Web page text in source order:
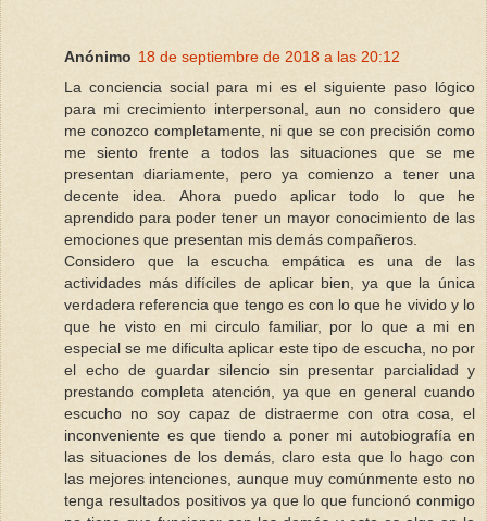
Anónimo 18 de septiembre de 2018 a las 20:12
La conciencia social para mi es el siguiente paso lógico
para mi crecimiento interpersonal, aun no considero que
me conozco completamente, ni que se con precisión como
me siento frente a todos las situaciones que se me
presentan diariamente, pero ya comienzo a tener una
decente idea. Ahora puedo aplicar todo lo que he
aprendido para poder tener un mayor conocimiento de las
emociones que presentan mis demás compañeros.
Considero que la escucha empática es una de las
actividades más difíciles de aplicar bien, ya que la única
verdadera referencia que tengo es con lo que he vivido y lo
que he visto en mi circulo familiar, por lo que a mi en
especial se me dificulta aplicar este tipo de escucha, no por
el echo de guardar silencio sin presentar parcialidad y
prestando completa atención, ya que en general cuando
escucho no soy capaz de distraerme con otra cosa, el
inconveniente es que tiendo a poner mi autobiografía en
las situaciones de los demás, claro esta que lo hago con
las mejores intenciones, aunque muy comúnmente esto no
tenga resultados positivos ya que lo que funcionó conmigo